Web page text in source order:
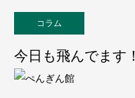
コラム
今日も飛んでます！